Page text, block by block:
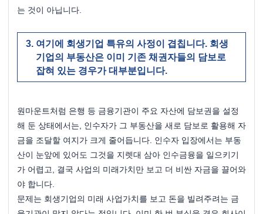
는 것이 아닙니다.
여기에 회생기업 특유의 사정이 겹칩니다. 회생
기업의 부동산은 이미 기존 채권자들의 담보로
잡혀 있는 경우가 대부분입니다.
원마운트처럼 은행 등 금융기관이 주요 자산에 담보권을 설정
해 둔 상태에서는, 인수자가 그 부동산을 새로 담보로 활용해 자
금을 조달할 여지가 크게 줄어듭니다. 인수자 입장에서는 부동
산이 눈앞에 있어도 그것을 지렛대 삼아 인수금융을 일으키기
가 어렵고, 결국 사업의 미래가치만 보고 더 비싼 자금을 끌어와
야 합니다.
문제는 회생기업의 미래 사업가치를 보고 돈을 빌려주려는 금